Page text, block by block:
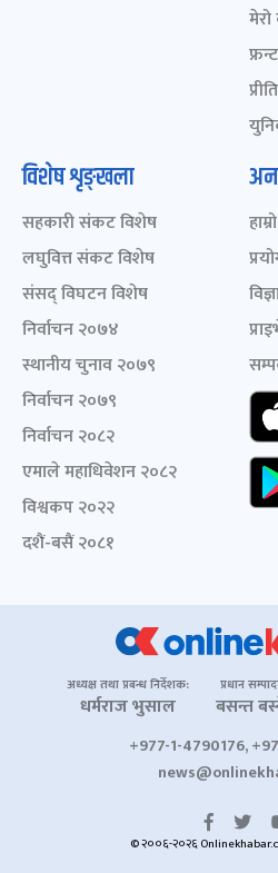
विशेष शृङ्खला
सहकारी संकट विशेष
लघुवित्त संकट विशेष
संसद् विघटन विशेष
निर्वाचन २०७४
स्थानीय चुनाव २०७९
निर्वाचन २०७९
निर्वाचन २०८२
एमाले महाधिवेशन २०८२
विश्वकप २०२२
दशैं-बसैं २०८१
अध्यक्ष तथा प्रबन्ध निर्देशक:
धर्मराज भुसाल
प्रधान
बसन्त
+977-1-4790176,
© २००६-२०२६